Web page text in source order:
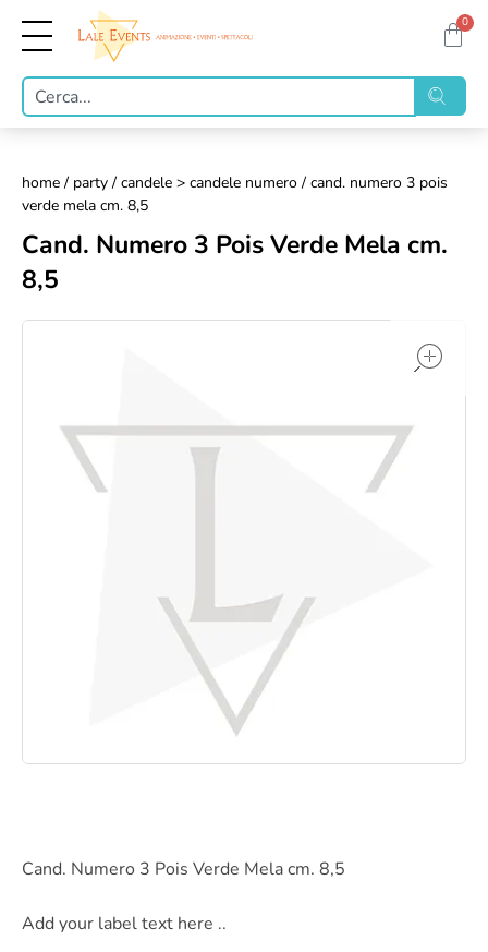
0
home / party / candele > candele numero / cand. numero 3 pois
verde mela cm. 8,5
Cand. Numero 3 Pois Verde Mela cm.
8,5
Cand. Numero 3 Pois Verde Mela cm. 8,5
Add your label text here ..